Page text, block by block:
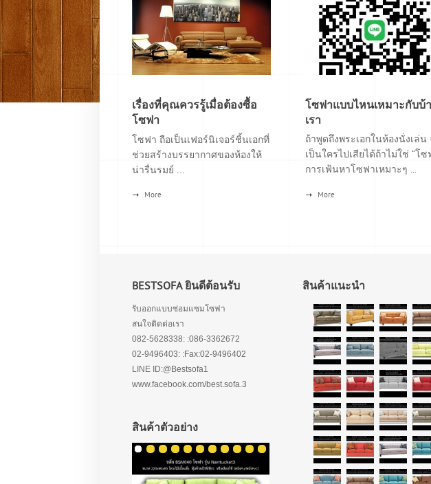
เรื่องที่คุณควรรู้เมื่อต้องซื้อ
โซฟา
โซฟา ถือเป็นเฟอร์นิเจอร์ชิ้นเอกที่
ช่วยสร้างบรรยากาศของห้องให้
น่ารื่นรมย์ ...
More
โซฟาแบบไหนเหมาะกับบ้
เรา
ถ้าพูดถึงพระเอกในห้องนั่งเล่น
เป็นใครไปเสียได้ถ้าไม่ใช่ “โซ
การเฟ้นหาโซฟาเหมาะๆ ...
More
BESTSOFA ยินดีต้อนรับ
รับออกแบบซ่อมแซมโซฟา
สนใจติดต่อเรา
082-5628338: :086-3362672
02-9496403: :Fax:02-9496402
LINE ID:@Bestsofa1
www.facebook.com/best.sofa.3
สินค้าตัวอย่าง
สินค้าแนะนำ